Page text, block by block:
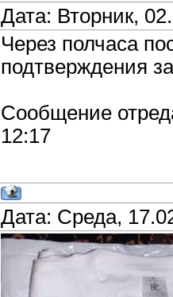
Дата: Вторник,
Через полчаса
подтверждения
Сообщение
12:17
Дата: Среда,